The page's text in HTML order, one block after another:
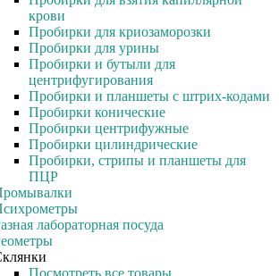
крови
Пробирки для криозаморозки
Пробирки для урины
Пробирки и бутыли для
центрифугирования
Пробирки и планшеты с штрих-кодами
Пробирки конические
Пробирки центрифужные
Пробирки цилиндрические
Пробирки, стрипы и планшеты для
ПЦР
лабораторная посуда
Посмотреть все товары